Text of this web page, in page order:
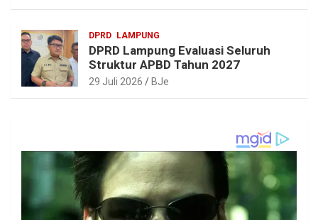
DPRD LAMPUNG
DPRD Lampung Evaluasi Seluruh
Struktur APBD Tahun 2027
29 Juli 2026 BJe